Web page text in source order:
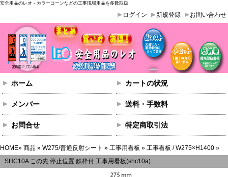
安全用品のレオ - カラーコーンなどの工事現場用品を多数取扱
お問い合わせ
新規登録
ログイン
ホーム カートの状況
メンバー 送料・手数料
お問合せ 特定商取引法
HOME» 商品 » W275/普通反射シート » 工事用看板 » 工事看板 / W275×H1400 »
SHC10A この先 停止位置 鉄枠付 工事用看板(shc10a)